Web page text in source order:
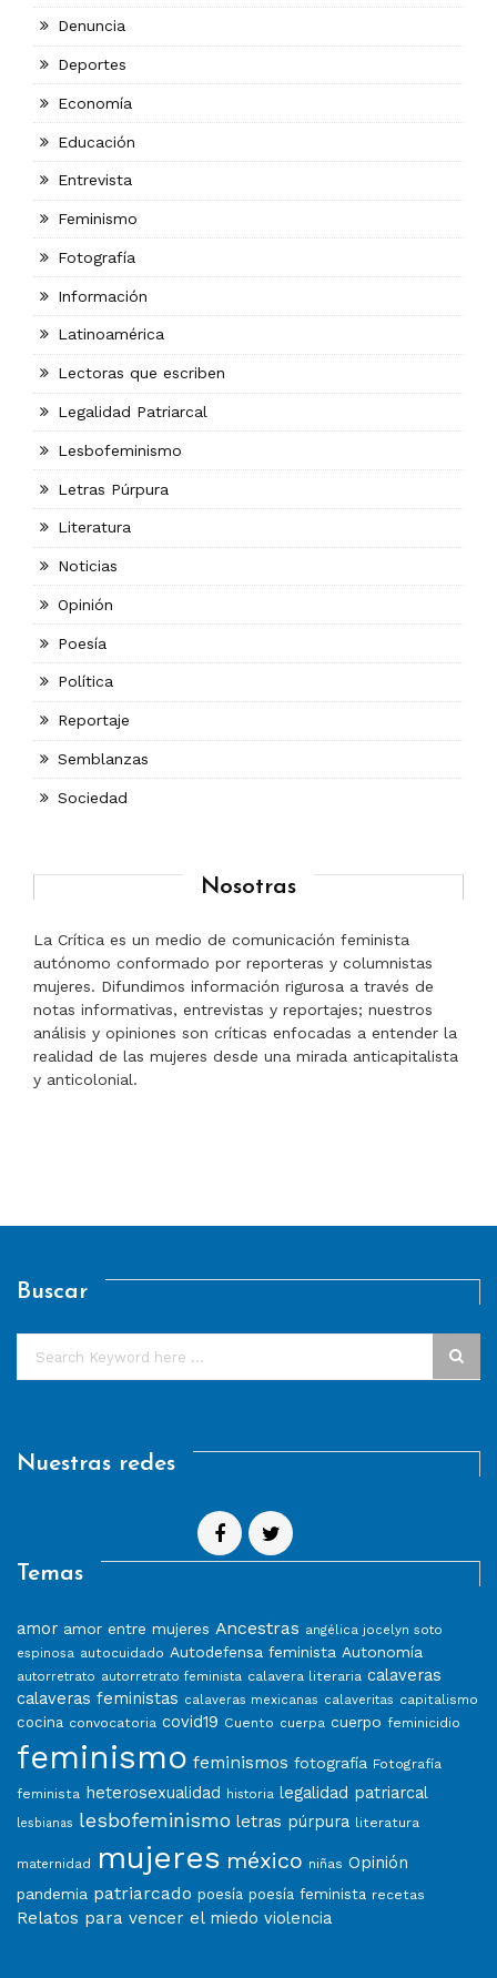
Denuncia
Deportes
Economía
Educación
Entrevista
Feminismo
Fotografía
Información
Latinoamérica
Lectoras que escriben
Legalidad Patriarcal
Lesbofeminismo
Letras Púrpura
Literatura
Noticias
Opinión
Poesía
Política
Reportaje
Semblanzas
Sociedad
Nosotras
La Crítica es un medio de comunicación feminista
autónomo conformado por reporteras y columnistas
mujeres. Difundimos información rigurosa a través de
notas informativas, entrevistas y reportajes; nuestros
análisis y opiniones son críticas enfocadas a entender la
realidad de las mujeres desde una mirada anticapitalista
y anticolonial.
Buscar
Nuestras redes
Temas
amor amor entre mujeres Ancestras angélica jocelyn soto
espinosa autocuidado Autodefensa feminista Autonomía
autorretrato autorretrato feminista calavera literaria calaveras
calaveras feministas calaveras mexicanas calaveritas capitalismo
cocina convocatoria covid19 Cuento cuerpa cuerpo feminicidio
feminismo feminismos fotografía Fotografía
feminista heterosexualidad historia legalidad patriarcal
lesbianas lesbofeminismo letras púrpura literatura
maternidad mujeres méxico niñas Opinión
pandemia patriarcado poesía poesía feminista recetas
Relatos para vencer el miedo violencia